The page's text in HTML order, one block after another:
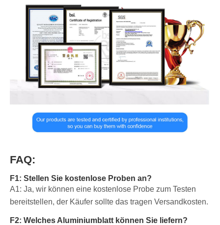
FAQ:
F1: Stellen Sie kostenlose Proben an?
A1: Ja, wir können eine kostenlose Probe zum Testen
bereitstellen, der Käufer sollte das tragen Versandkosten.
F2: Welches Aluminiumblatt können Sie liefern?